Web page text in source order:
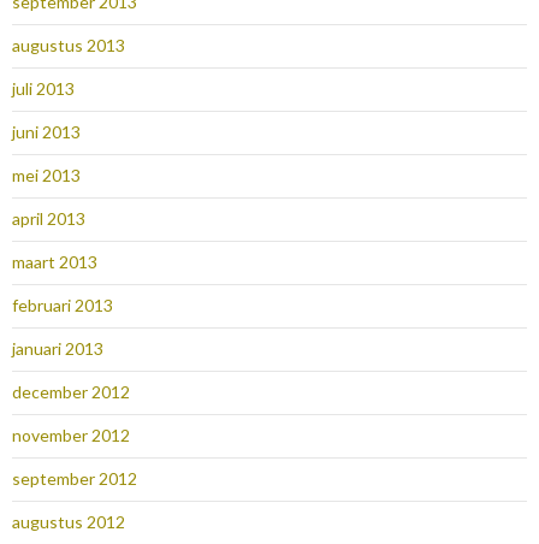
augustus 2013
juli 2013
juni 2013
mei 2013
april 2013
maart 2013
februari 2013
januari 2013
december 2012
november 2012
september 2012
augustus 2012